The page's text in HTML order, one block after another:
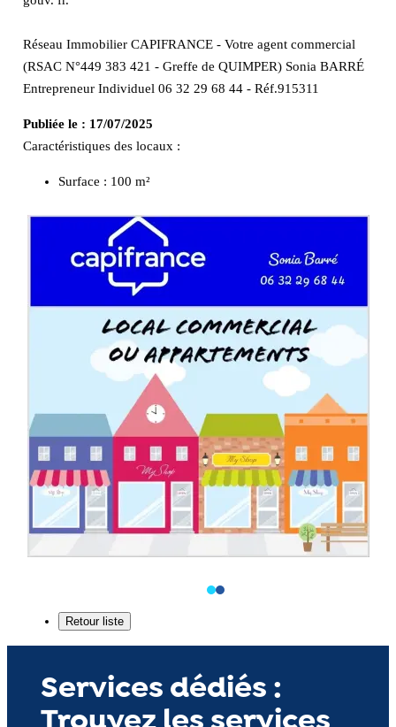
Réseau Immobilier CAPIFRANCE - Votre agent commercial
(RSAC N°449 383 421 - Greffe de QUIMPER) Sonia BARRÉ
Entrepreneur Individuel 06 32 29 68 44 - Réf.915311
Publiée le : 17/07/2025
Caractéristiques des locaux :
Surface : 100 m²
Services dédiés :